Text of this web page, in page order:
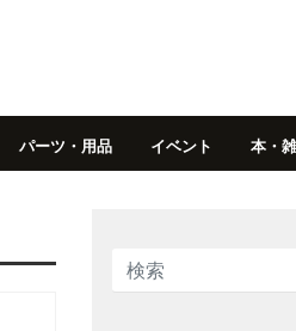
パーツ・用品 イベント 本・